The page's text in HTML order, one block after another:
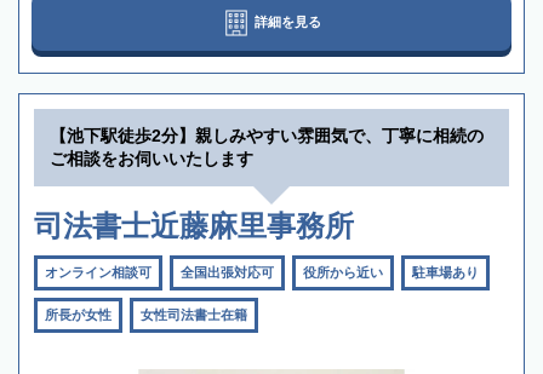
詳細を見る
【池下駅徒歩2分】親しみやすい雰囲気で、丁寧に相続の
ご相談をお伺いいたします
司法書士近藤麻里事務所
オンライン相談可 全国出張対応可 役所から近い 駐車場あり
所長が女性 女性司法書士在籍